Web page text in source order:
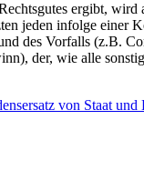
ergibt, wird
jeden infolge einer
des Vorfalls (z.B.
der, wie alle
von Staat